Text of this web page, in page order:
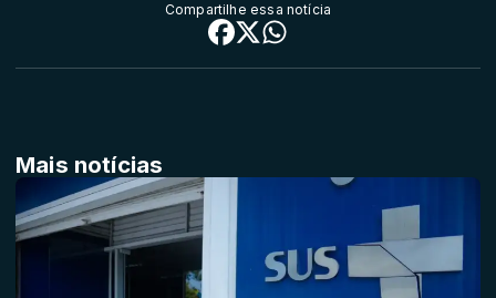
Compartilhe essa notícia
Mais notícias